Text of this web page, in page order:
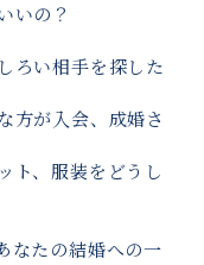
いの？
ろい相手を探した
方が入会、成婚さ
ト、服装をどうし
なたの結婚への一